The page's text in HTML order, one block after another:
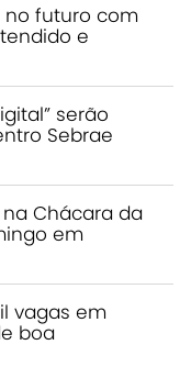
no futuro com
e
serão
Sebrae
Chácara da
em
vagas em
boa